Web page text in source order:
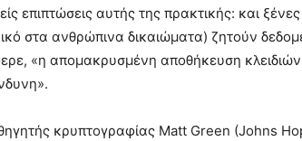
επιπτώσεις αυτής της πρακτικής: και
στα ανθρώπινα δικαιώματα) ζητούν
«η απομακρυσμένη αποθήκευση
κρυπτογραφίας Matt Green (Johns